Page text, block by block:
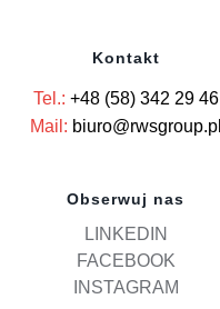
Kontakt
Tel.: +48 (58) 342 29 46
Mail: biuro@rwsgroup.pl
Obserwuj nas
LINKEDIN
FACEBOOK
INSTAGRAM